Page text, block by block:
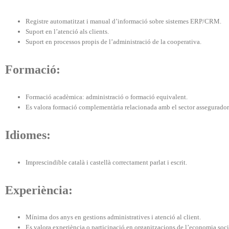
Registre automatitzat i manual d’informació sobre sistemes ERP/CRM.
Suport en l’atenció als clients.
Suport en processos propis de l’administració de la cooperativa.
Formació:
Formació acadèmica: administració o formació equivalent.
Es valora formació complementària relacionada amb el sector
Idiomes:
Imprescindible català i castellà correctament parlat i escrit.
Experiència:
Mínima dos anys en gestions administratives i atenció al client.
Es valora experiència o participació en organitzacions de l’economia